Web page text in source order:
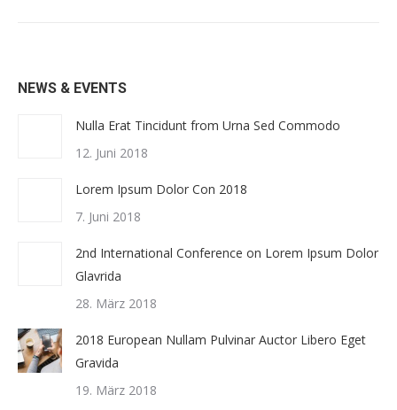
NEWS & EVENTS
Nulla Erat Tincidunt from Urna Sed Commodo
12. Juni 2018
Lorem Ipsum Dolor Con 2018
7. Juni 2018
2nd International Conference on Lorem Ipsum Dolor
Glavrida
28. März 2018
2018 European Nullam Pulvinar Auctor Libero Eget
Gravida
19. März 2018